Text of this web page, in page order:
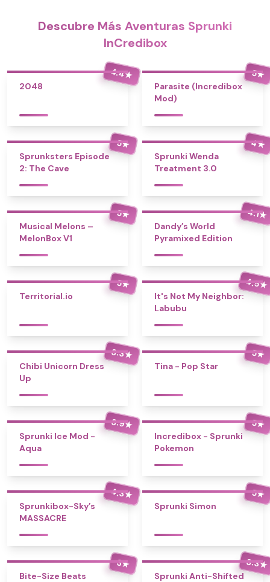
Descubre Más Aventuras Sprunki
InCredibox
4.4★
2048
5★
Parasite (Incredibox
Mod)
5★
Sprunksters Episode
2: The Cave
4★
Sprunki Wenda
Treatment 3.0
5★
Musical Melons –
MelonBox V1
4.1★
Dandy’s World
Pyramixed Edition
5★
Territorial.io
4.5★
It's Not My Neighbor:
Labubu
3.3★
Chibi Unicorn Dress
Up
5★
Tina - Pop Star
3.9★
Sprunki Ice Mod -
Aqua
5★
Incredibox - Sprunki
Pokemon
4.3★
Sprunkibox-Sky’s
MASSACRE
5★
Sprunki Simon
3★
Bite-Size Beats
3.3★
Sprunki Anti-Shifted